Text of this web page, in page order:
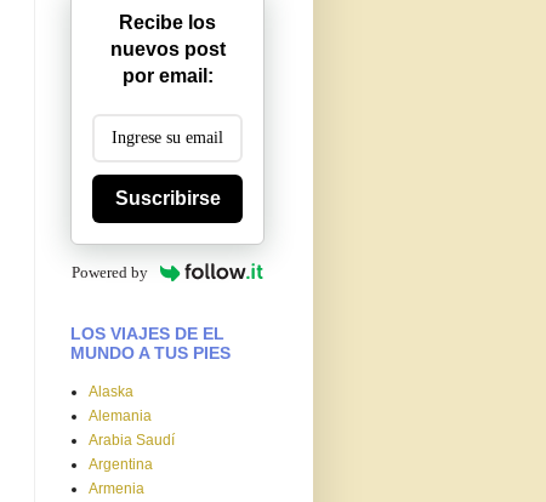
Recibe los
nuevos post
por email:
Suscribirse
Powered by
LOS VIAJES DE EL
MUNDO A TUS PIES
Alaska
Alemania
Arabia Saudí
Argentina
Armenia